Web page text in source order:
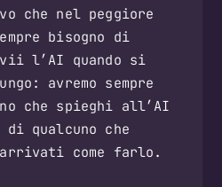
che nel peggiore
bisogno di
l’AI quando si
avremo sempre
che spieghi all’AI
qualcuno che
come farlo.